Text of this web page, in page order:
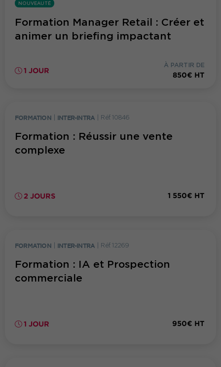
NOUVEAUTÉ
Formation Manager Retail : Créer et
animer un briefing impactant
1 JOUR
À PARTIR DE
850€ HT
FORMATION INTER-INTRA Réf. 10846
Formation : Réussir une vente
complexe
2 JOURS 1 550€ HT
FORMATION INTER-INTRA Réf. 12269
Formation : IA et Prospection
commerciale
1 JOUR 950€ HT